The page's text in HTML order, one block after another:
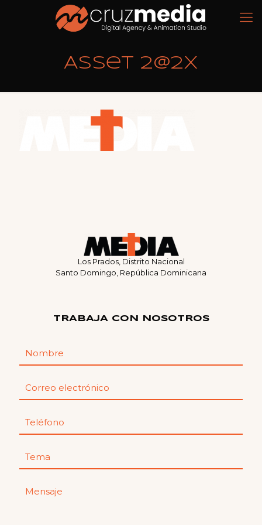
Asset 2@2x
Los Prados, Distrito Nacional
Santo Domingo, República Dominicana
TRABAJA CON NOSOTROS